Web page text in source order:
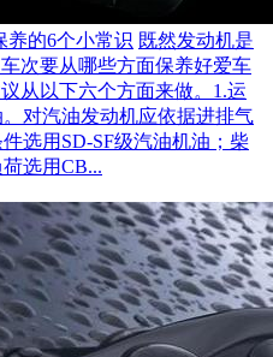
养的6个小常识 既然发动机是
次要从哪些方面保养好爱车
从以下六个方面来做。1.运
对汽油发动机应依据进排气
选用SD-SF级汽油机油；柴
选用CB...